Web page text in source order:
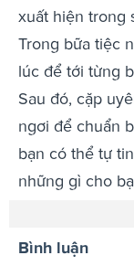
xuất hiện trong
Trong bữa tiệc
lúc để tới từng
Sau đó, cặp
ngơi để chuẩn
bạn có thể tự
những gì cho
Bình luận